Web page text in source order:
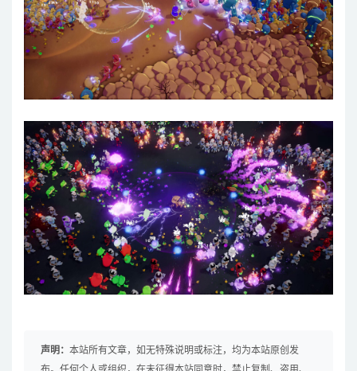
声明： 本站所有文章，如无特殊说明或标注，均为本站原创发